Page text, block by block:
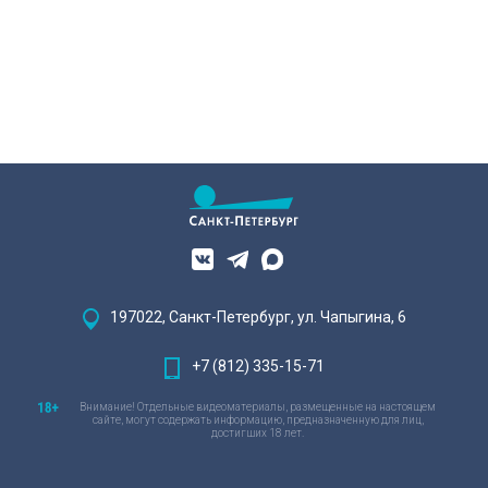
197022, Санкт-Петербург, ул. Чапыгина, 6
+7 (812) 335-15-71
Внимание! Отдельные видеоматериалы, размещенные на настоящем
сайте, могут содержать информацию, предназначенную для лиц,
достигших 18 лет.